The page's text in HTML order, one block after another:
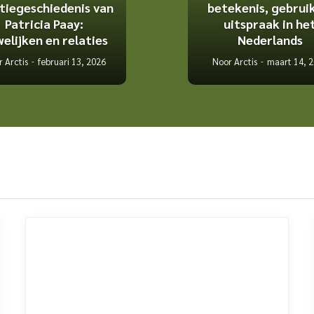
van
Patricia Paay:
en relaties
Arctis februari 13, 2026
betekenis,
uitspraak in
Nederlands
Noor Arctis maart 14,